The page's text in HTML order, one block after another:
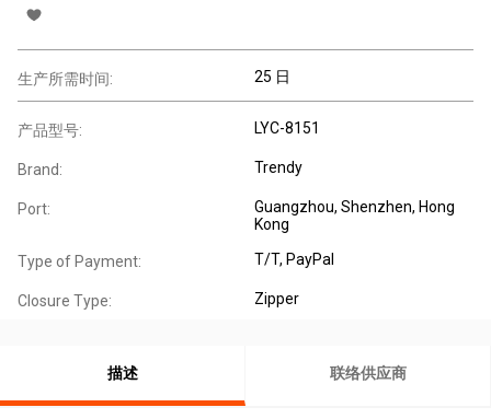
生产所需时间: 25 日
产品型号: LYC-8151
Brand: Trendy
Port:
Guangzhou, Shenzhen, Hong
Kong
Type of Payment: T/T, PayPal
Closure Type: Zipper
描述 联络供应商